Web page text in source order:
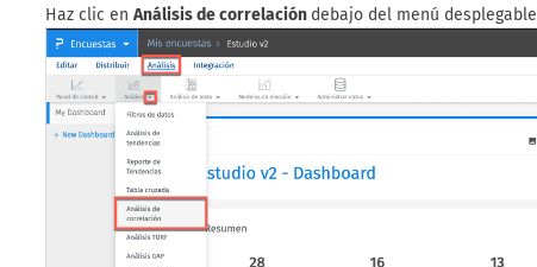
Haz clic en Análisis de correlación debajo del menú desplegable